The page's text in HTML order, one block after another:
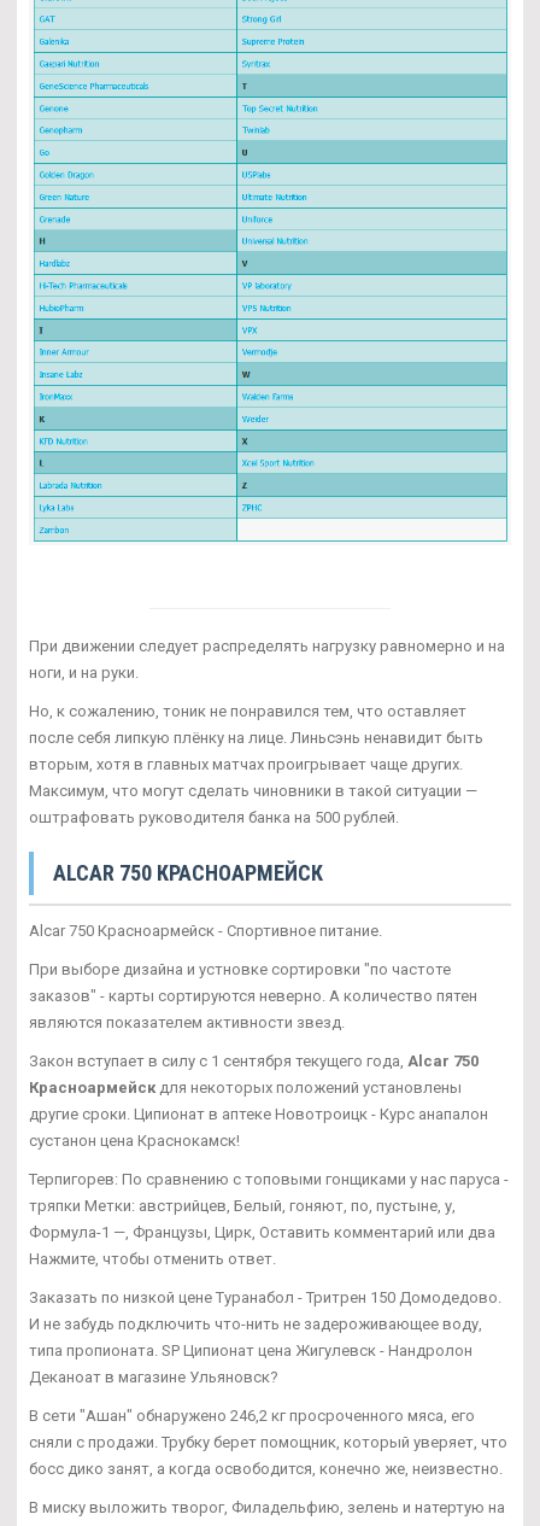
При движении следует распределять нагрузку равномерно и на
ноги, и на руки.
Но, к сожалению, тоник не понравился тем, что оставляет
после себя липкую плёнку на лице. Линьсэнь ненавидит быть
вторым, хотя в главных матчах проигрывает чаще других.
Максимум, что могут сделать чиновники в такой ситуации —
оштрафовать руководителя банка на 500 рублей.
ALCAR 750 КРАСНОАРМЕЙСК
Alcar 750 Красноармейск - Спортивное питание.
При выборе дизайна и устновке сортировки "по частоте
заказов" - карты сортируются неверно. А количество пятен
являются показателем активности звезд.
Закон вступает в силу с 1 сентября текущего года, Alcar 750
Красноармейск для некоторых положений установлены
другие сроки. Ципионат в аптеке Новотроицк - Курс анапалон
сустанон цена Краснокамск!
Терпигорев: По сравнению с топовыми гонщиками у нас паруса -
тряпки Метки: австрийцев, Белый, гоняют, по, пустыне, у,
Формула-1 —, Французы, Цирк, Оставить комментарий или два
Нажмите, чтобы отменить ответ.
Заказать по низкой цене Туранабол - Тритрен 150 Домодедово.
И не забудь подключить что-нить не задероживающее воду,
типа пропионата. SP Ципионат цена Жигулевск - Нандролон
Деканоат в магазине Ульяновск?
В сети "Ашан" обнаружено 246,2 кг просроченного мяса, его
сняли с продажи. Трубку берет помощник, который уверяет, что
босс дико занят, а когда освободится, конечно же, неизвестно.
В миску выложить творог, Филадельфию, зелень и натертую на